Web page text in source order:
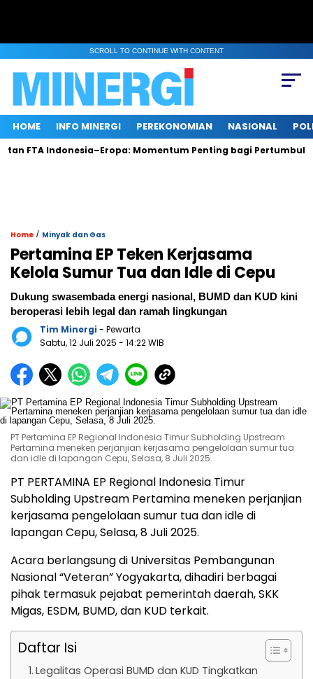
SCROLL TO CONTINUE WITH CONTENT
HOME INFO MINERGI PEREKONOMIAN NASIONAL
Indonesia–Eropa: Momentum Penting bagi Pertumbuhan dan
Home / Minyak dan Gas
Pertamina EP Teken Kerjasama
Kelola Sumur Tua dan Idle di Cepu
Dukung swasembada energi nasional, BUMD dan KUD kini
beroperasi lebih legal dan ramah lingkungan
Tim Minergi - Pewarta
Sabtu, 12 Juli 2025 - 14:22 WIB
PT Pertamina EP Regional Indonesia Timur Subholding Upstream
Pertamina meneken perjanjian kerjasama pengelolaan sumur tua
dan idle di lapangan Cepu, Selasa, 8 Juli 2025.
PT PERTAMINA EP Regional Indonesia Timur
Subholding Upstream Pertamina meneken perjanjian
kerjasama pengelolaan sumur tua dan idle di
lapangan Cepu, Selasa, 8 Juli 2025.
Acara berlangsung di Universitas Pembangunan
Nasional “Veteran” Yogyakarta, dihadiri berbagai
pihak termasuk pejabat pemerintah daerah, SKK
Migas, ESDM, BUMD, dan KUD terkait.
Daftar Isi
Legalitas Operasi BUMD dan KUD Tingkatkan